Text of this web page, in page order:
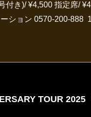
付き)/ ¥4,500 指定席/
ション 0570-200-888
TOUR 2025